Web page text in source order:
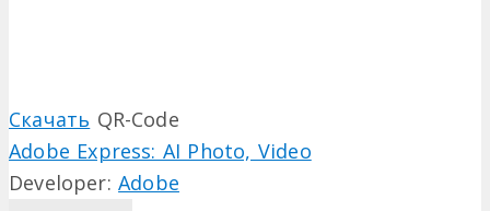
Скачать QR-Code
Adobe Express: AI Photo, Video
Developer:Adobe